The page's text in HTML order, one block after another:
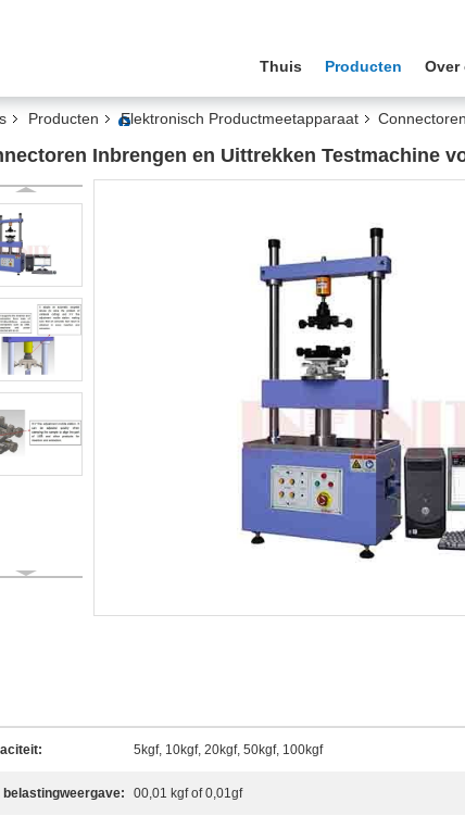
Thuis Producten Over
Producten Elektronisch Productmeetapparaat
Inbrengen en Uittrekken Testmachine
5kgf, 10kgf, 20kgf, 50kgf, 100kgf
belastingweergave: 00,01 kgf of 0,01gf